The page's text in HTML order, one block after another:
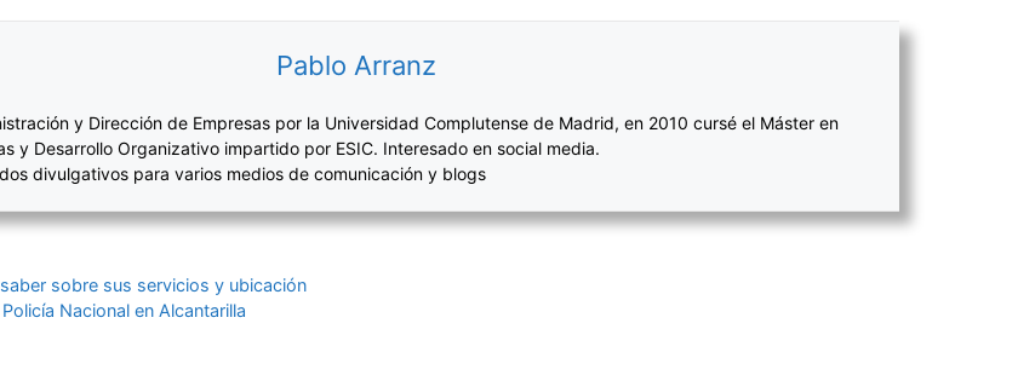
Pablo Arranz
y Dirección de Empresas por la Universidad Complutense de Madrid, en 2010 cursé el Máster en
y Desarrollo Organizativo impartido por ESIC. Interesado en social media.
divulgativos para varios medios de comunicación y blogs
sobre sus servicios y ubicación
Nacional en Alcantarilla